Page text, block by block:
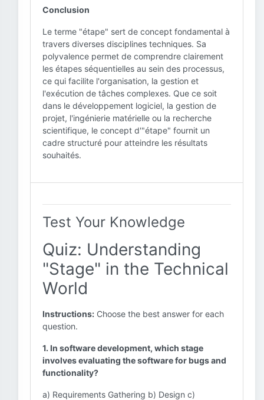
Conclusion
Le terme "étape" sert de concept fondamental à
travers diverses disciplines techniques. Sa
polyvalence permet de comprendre clairement
les étapes séquentielles au sein des processus,
ce qui facilite l'organisation, la gestion et
l'exécution de tâches complexes. Que ce soit
dans le développement logiciel, la gestion de
projet, l'ingénierie matérielle ou la recherche
scientifique, le concept d'"étape" fournit un
cadre structuré pour atteindre les résultats
souhaités.
Test Your Knowledge
Quiz: Understanding
"Stage" in the Technical
World
Instructions: Choose the best answer for each
question.
1. In software development, which stage
involves evaluating the software for bugs and
functionality?
a) Requirements Gathering b) Design c)